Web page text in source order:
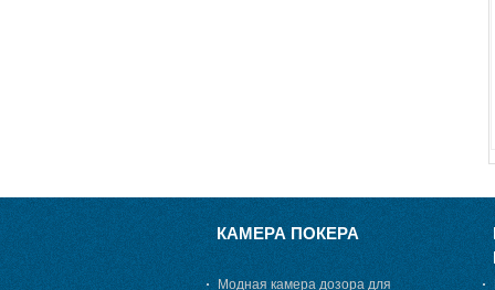
КАМЕРА ПОКЕРА
Модная камера дозора для